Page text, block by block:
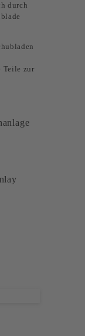
durch
Teile zur